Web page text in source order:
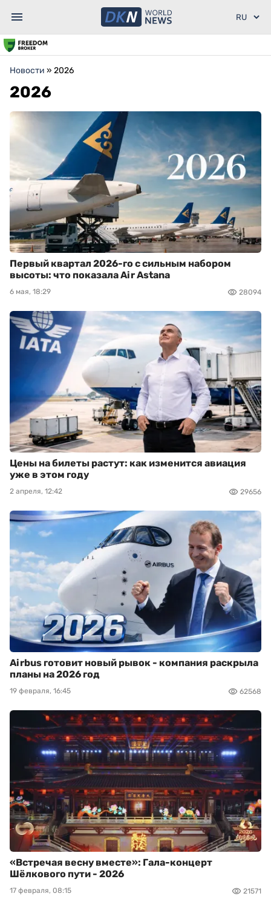
Новости » 2026
2026
Первый квартал 2026-го с сильным набором
высоты: что показала Air Astana
6 мая, 18:29 28094
Цены на билеты растут: как изменится авиация
уже в этом году
2 апреля, 12:42 29656
Airbus готовит новый рывок - компания раскрыла
планы на 2026 год
19 февраля, 16:45 62568
«Встречая весну вместе»: Гала-концерт
Шёлкового пути - 2026
17 февраля, 08:15 21571